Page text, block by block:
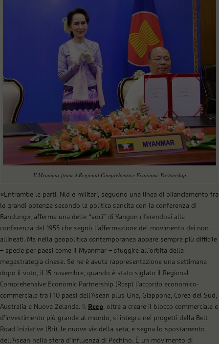
Il Myanmar firma il Regional Comprehensive Economic Partnership
«Entrambe le parti, Nld e militari, seguono una linea di bilanciamento fra
le grandi potenze secondo la politica sancita con la conferenza di
Bandung», afferma una delle “voci” di Yangon riferendosi alla
conferenza del 1955 che segnò l’affermazione del movimento dei non-
allineati. Ma nella geopolitica contemporanea appare sempre più difficile
– specie per paesi come il Myanmar – sfuggire all’orbita della
megastrategia cinese. Se ne è avuta rappresentazione una settimana
dopo il voto, il 15 novembre, quando è stato siglato il Regional
Comprehensive Economic Partnership (Rcep) l’accordo economico-
commerciale tra i 10 paesi dell’Asean plus Cina, Giappone, Corea del Sud,
Australia e Nuova Zelanda. Il Rcep, oltre a creare il blocco commerciale e
d’investimento più grande al mondo, si integra nei progetti della Belt
Road Iniziative (Bri), le nuove vie della seta, e segna lo spostamento
dell’Asean nella sfera d’influenza di Pechino. È un movimento di